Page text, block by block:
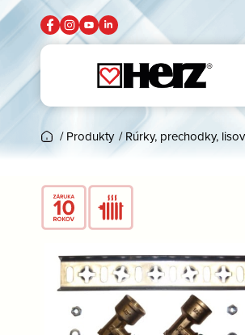
/ Produkty / Rúrky, prechodky,